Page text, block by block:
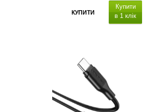
КУПИТИ
Купити
в 1 клік